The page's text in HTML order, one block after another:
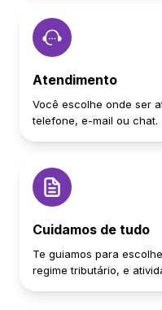
Atendimento
Você escolhe onde ser
telefone, e-mail ou chat.
Cuidamos de tudo
Te guiamos para
regime tributário, e